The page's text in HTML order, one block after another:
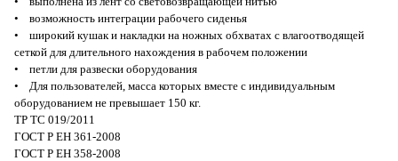
• возможность интеграции рабочего сиденья
• широкий кушак и накладки на ножных обхватах с влагоотводящей
сеткой для длительного нахождения в рабочем положении
• петли для развески оборудования
• Для пользователей, масса которых вместе с индивидуальным
оборудованием не превышает 150 кг.
ТР ТС 019/2011
ГОСТ Р ЕН 361-2008
ГОСТ Р ЕН 358-2008